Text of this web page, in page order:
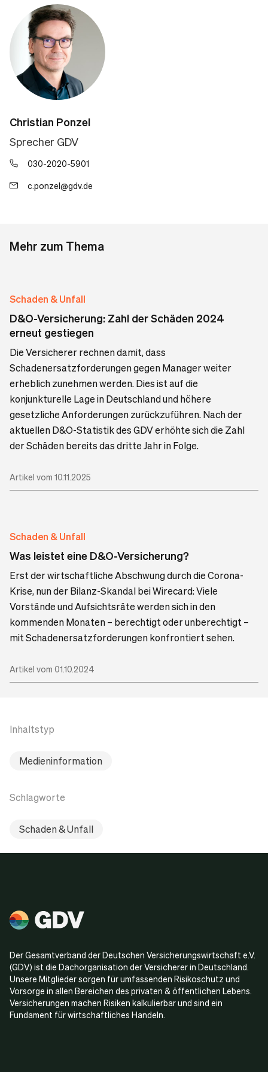
Insolvenzverwalter gegen die aktuellen
Insolvenzverwalter gegen das ausgeschiedene
Schadenersatz wegen Insolvenzverschleppung und
falscher Unternehmensführung
Kunden gegen aktuelle und ausgeschiedene
Vorstandsmitglieder
Leistungen aus dem gekündigten Bonusprogramm
Betroffene Mieter gegen die
Schadenersatz wegen Datenschutzverstoß, Art. 82
Sorgfaltspflichten (entgangener Umsatz durch
Kündigung großer Vermieter und Bußgeldregress)
Christian Ponzel
Sprecher GDV
030-2020-5901
c.ponzel@gdv.de
Mehr zum Thema
Schaden & Unfall
D&O-Versicherung: Zahl der Schäden 2024
erneut gestiegen
Die Versicherer rechnen damit, dass
Schadenersatzforderungen gegen Manager weiter
erheblich zunehmen werden. Dies ist auf die
konjunkturelle Lage in Deutschland und höhere
gesetzliche Anforderungen zurückzuführen. Nach der
aktuellen D&O-Statistik des GDV erhöhte sich die Zahl
der Schäden bereits das dritte Jahr in Folge.
Artikel vom 10.11.2025
Schaden & Unfall
Was leistet eine D&O-Versicherung?
Erst der wirtschaftliche Abschwung durch die Corona-
Krise, nun der Bilanz-Skandal bei Wirecard: Viele
Vorstände und Aufsichtsräte werden sich in den
kommenden Monaten – berechtigt oder unberechtigt –
mit Schadenersatzforderungen konfrontiert sehen.
Artikel vom 01.10.2024
Inhaltstyp
Medieninformation
Schlagworte
Schaden & Unfall
Der Gesamtverband der Deutschen Versicherungswirtschaft e.V.
(GDV) ist die Dachorganisation der Versicherer in Deutschland.
Unsere Mitglieder sorgen für umfassenden Risikoschutz und
Vorsorge in allen Bereichen des privaten & öffentlichen Lebens.
Versicherungen machen Risiken kalkulierbar und sind ein
Fundament für wirtschaftliches Handeln.